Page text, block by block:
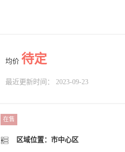
均价 待定
最近更新时间： 2023-09-23
在售
区域位置： 市中心区